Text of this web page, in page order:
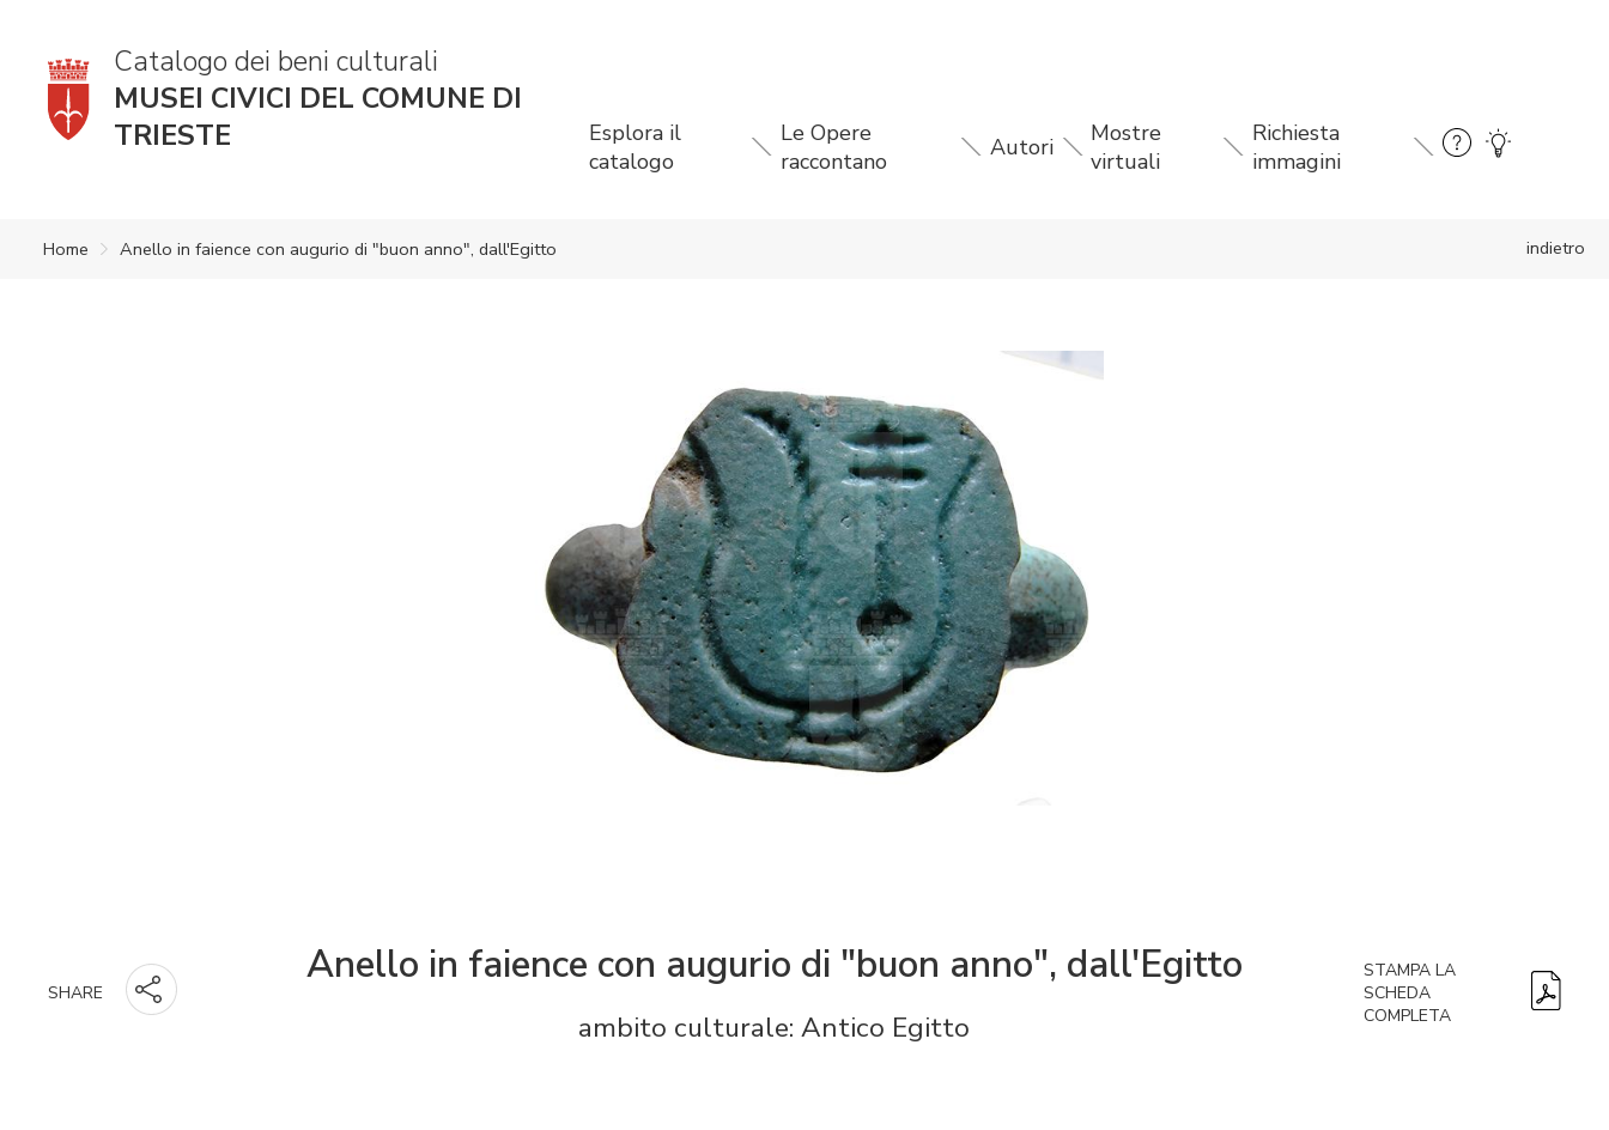
Catalogo dei beni culturali
MUSEI CIVICI DEL COMUNE DI
TRIESTE
Esplora il
catalogo
Le Opere
raccontano
Autori
Mostre
virtuali
Richiesta
immagini
indietro
Home Anello in faience con augurio di "buon anno", dall'Egitto
SHARE
Anello in faience con augurio di "buon anno", dall'Egitto
ambito culturale: Antico Egitto
STAMPA LA
SCHEDA
COMPLETA